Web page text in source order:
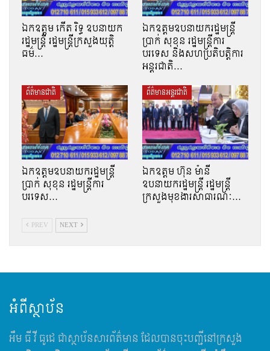
ឯកឧត្តម កើត រិទ្ធ ឧបនាយក
រដ្ឋមន្ត្រី រដ្ឋមន្ត្រីក្រសួងយុត្តិ
ធម៌…
ឯកឧត្តមឧបនាយករដ្ឋមន្ត្រី
ប្រាក់ សុខុន រដ្ឋមន្ត្រីការ
បរទេស និងសហប្រតិបត្តិការ
អន្តរជាតិ…
ព័ត៌មានជាតិ
ឯកឧត្តមឧបនាយករដ្ឋមន្រ្តី
ប្រាក់ សុខុន រដ្ឋមន្រ្តីការ
បរទេស…
ព័ត៌មានអន្តរជាតិ
ឯកឧត្តម ហ៊ុន ​ម៉ានី
ឧបនាយករដ្ឋមន្ត្រី រដ្ឋមន្ត្រី
ក្រសួងមុខងារសាធារណៈ…
PREV NEXT
អំពីស្ថាប័ន
អឹម​ ធី វី ធូដេ ជាស្ថាប័នសារព័ត៌មាន ដែលបានចុះបញ្ជីនៅក្រសួង